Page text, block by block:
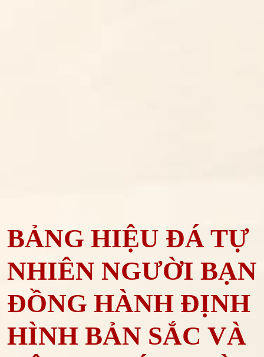
BẢNG HIỆU ĐÁ TỰ
NHIÊN NGƯỜI BẠN
ĐỒNG HÀNH ĐỊNH
HÌNH BẢN SẮC VÀ